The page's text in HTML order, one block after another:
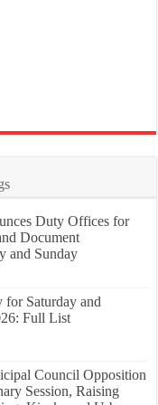
Duty Offices for
Document
and Sunday
for Saturday and
Full List
Council Opposition
Session, Raising